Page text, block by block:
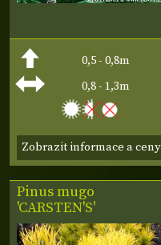
0,5 - 0,8m
0,8 - 1,3m
Zobrazit informace a ceny
Pinus mugo
'CARSTEN'S'